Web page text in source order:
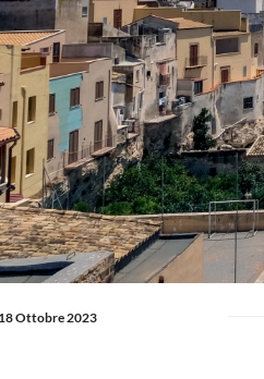
18 Ottobre 2023